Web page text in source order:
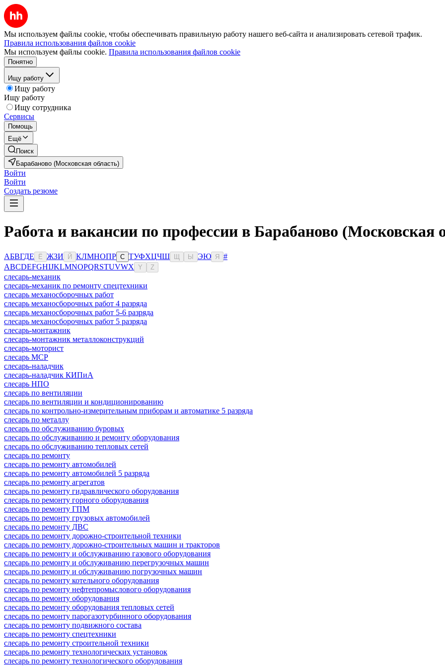
Мы используем файлы cookie, чтобы обеспечивать правильную работу нашего веб-сайта и анализировать сетевой трафик.
Правила использования файлов cookie
Мы используем файлы cookie. Правила использования файлов cookie
Понятно
Ищу работу
Ищу работу
Ищу работу
Ищу сотрудника
Сервисы
Помощь
Ещё
Поиск
Барабаново (Московская область)
Войти
Войти
Создать резюме
Работа и вакансии по профессии в Барабаново (Московская
АБВГДЕ Ё ЖЗИ Й КЛМНОПР С ТУФХЦЧШ Ы ЭЮ Я
#
ABCDEFGHIJKLMNOPQRSTUVWX Y Z
слесарь-механик
слесарь-механик по ремонту спецтехники
слесарь механосборочных работ
слесарь механосборочных работ 4 разряда
слесарь механосборочных работ 5-6 разряда
слесарь механосборочных работ 5 разряда
слесарь-монтажник
слесарь-монтажник металлоконструкций
слесарь-моторист
слесарь МСР
слесарь-наладчик
слесарь-наладчик КИПиА
слесарь НПО
слесарь по вентиляции
слесарь по вентиляции и кондиционированию
слесарь по контрольно-измерительным приборам и автоматике 5 разряда
слесарь по металлу
слесарь по обслуживанию буровых
слесарь по обслуживанию и ремонту оборудования
слесарь по обслуживанию тепловых сетей
слесарь по ремонту
слесарь по ремонту автомобилей
слесарь по ремонту автомобилей 5 разряда
слесарь по ремонту агрегатов
слесарь по ремонту гидравлического оборудования
слесарь по ремонту горного оборудования
слесарь по ремонту ГПМ
слесарь по ремонту грузовых автомобилей
слесарь по ремонту ДВС
слесарь по ремонту дорожно-строительной техники
слесарь по ремонту дорожно-строительных машин и тракторов
слесарь по ремонту и обслуживанию газового оборудования
слесарь по ремонту и обслуживанию перегрузочных машин
слесарь по ремонту и обслуживанию погрузочных машин
слесарь по ремонту котельного оборудования
слесарь по ремонту нефтепромыслового оборудования
слесарь по ремонту оборудования
слесарь по ремонту оборудования тепловых сетей
слесарь по ремонту парогазотурбинного оборудования
слесарь по ремонту подвижного состава
слесарь по ремонту спецтехники
слесарь по ремонту строительной техники
слесарь по ремонту технологических установок
слесарь по ремонту технологического оборудования